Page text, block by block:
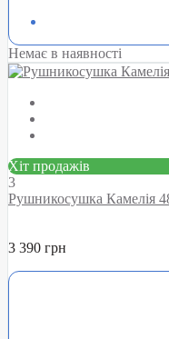
Немає в наявності
Хіт продажів
3
Рушникосушка Камелія
3 390 грн